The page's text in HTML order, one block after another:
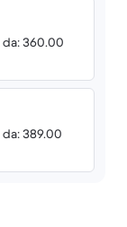
360.00
389.00